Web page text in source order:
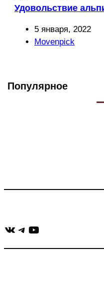
Удовольствие
Запись
опубликована:
5 января, 2022
Рубрика
Movenpick
Популярное
ВКонтакте
Telegram
YouTube